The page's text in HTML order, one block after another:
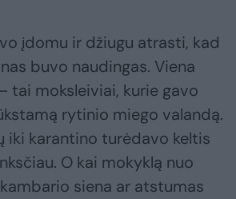
įdomu ir džiugu atrasti, kad
buvo naudingas. Viena
tai moksleiviai, kurie gavo
rytinio miego valandą.
iki karantino turėdavo keltis
O kai mokyklą nuo
siena ar atstumas